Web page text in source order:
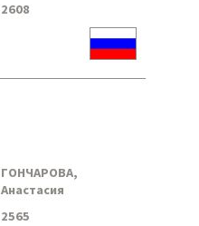
2608
ГОНЧАРОВА,
Анастасия
2565